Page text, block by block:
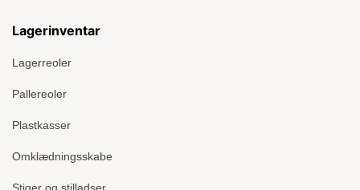
Lagerinventar
Lagerreoler
Pallereoler
Plastkasser
Omklædningsskabe
Stiger og stilladser